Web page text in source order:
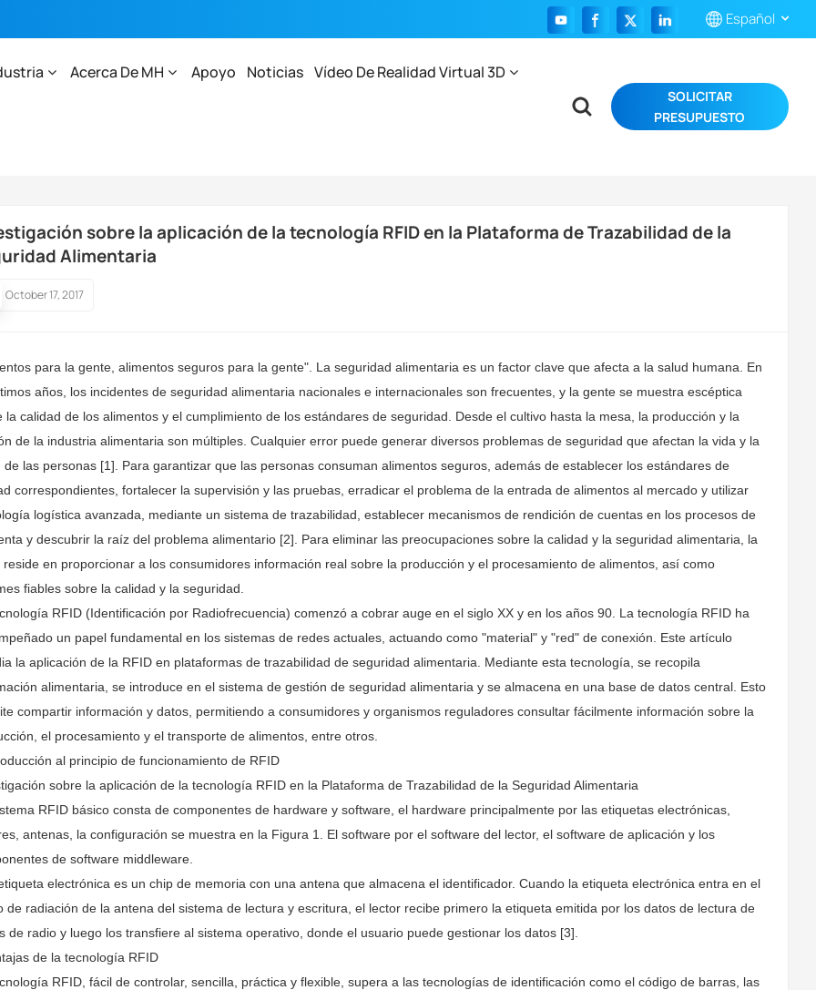
Español
English
Português
Acerca De MH Apoyo Noticias Vídeo De Realidad Virtual 3D
SOLICITAR
PRESUPUESTO
RFID En La Plataforma De Trazabilidad De La Seguridad Alimentaria
sobre la aplicación de la tecnología RFID en la Plataforma de Trazabilidad de la
Alimentaria
October 17, 2017
para la gente, alimentos seguros para la gente". La seguridad alimentaria es un factor clave que afecta a la salud humana. En
años, los incidentes de seguridad alimentaria nacionales e internacionales son frecuentes, y la gente se muestra escéptica
la calidad de los alimentos y el cumplimiento de los estándares de seguridad. Desde el cultivo hasta la mesa, la producción y la
de la industria alimentaria son múltiples. Cualquier error puede generar diversos problemas de seguridad que afectan la vida y la
de las personas [1]. Para garantizar que las personas consuman alimentos seguros, además de establecer los estándares de
correspondientes, fortalecer la supervisión y las pruebas, erradicar el problema de la entrada de alimentos al mercado y utilizar
logística avanzada, mediante un sistema de trazabilidad, establecer mecanismos de rendición de cuentas en los procesos de
y descubrir la raíz del problema alimentario [2]. Para eliminar las preocupaciones sobre la calidad y la seguridad alimentaria, la
reside en proporcionar a los consumidores información real sobre la producción y el procesamiento de alimentos, así como
fiables sobre la calidad y la seguridad.
RFID (Identificación por Radiofrecuencia) comenzó a cobrar auge en el siglo XX y en los años 90. La tecnología RFID ha
un papel fundamental en los sistemas de redes actuales, actuando como "material" y "red" de conexión. Este artículo
la aplicación de la RFID en plataformas de trazabilidad de seguridad alimentaria. Mediante esta tecnología, se recopila
alimentaria, se introduce en el sistema de gestión de seguridad alimentaria y se almacena en una base de datos central. Esto
compartir información y datos, permitiendo a consumidores y organismos reguladores consultar fácilmente información sobre la
el procesamiento y el transporte de alimentos, entre otros.
al principio de funcionamiento de RFID
sobre la aplicación de la tecnología RFID en la Plataforma de Trazabilidad de la Seguridad Alimentaria
RFID básico consta de componentes de hardware y software, el hardware principalmente por las etiquetas electrónicas,
antenas, la configuración se muestra en la Figura 1. El software por el software del lector, el software de aplicación y los
de software middleware.
electrónica es un chip de memoria con una antena que almacena el identificador. Cuando la etiqueta electrónica entra en el
de radiación de la antena del sistema de lectura y escritura, el lector recibe primero la etiqueta emitida por los datos de lectura de
de radio y luego los transfiere al sistema operativo, donde el usuario puede gestionar los datos [3].
de la tecnología RFID
RFID, fácil de controlar, sencilla, práctica y flexible, supera a las tecnologías de identificación como el código de barras, las